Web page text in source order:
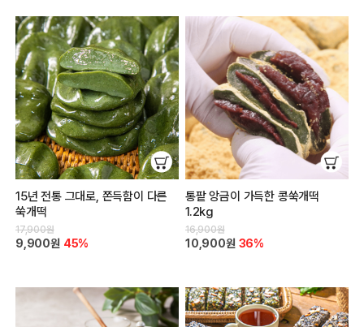
15년 전통 그대로, 쫀득함이 다른
쑥개떡
17,900원
9,900원 45%
통팥 앙금이 가득한 콩쑥개떡
1.2kg
16,900원
10,900원 36%